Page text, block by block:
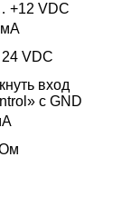
+12 VDC
мА
VDC
вход
с GND